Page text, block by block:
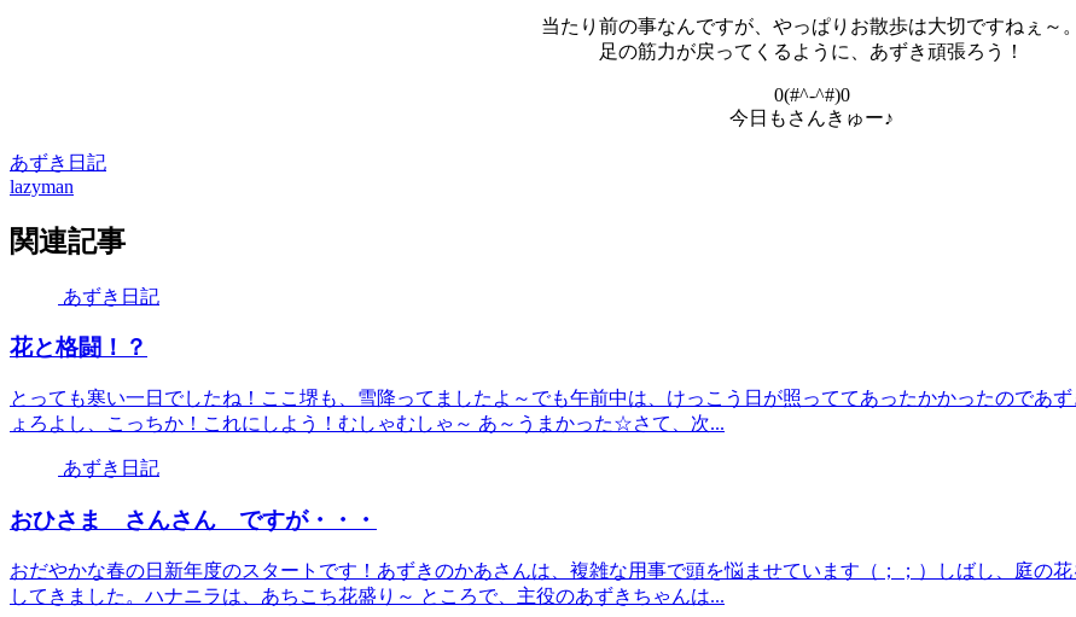
当たり前の事なんですが、やっぱりお散歩は大切ですねぇ～。
足の筋力が戻ってくるように、あずき頑張ろう！
0(#^-^#)0
今日もさんきゅー♪
あずき日記
lazyman
関連記事
あずき日記
花と格闘！？
とっても寒い一日でしたね！ここ堺も、雪降ってましたよ～でも午前中は、けっこう日が照っててあったかかったのであ
ょろよし、こっちか！これにしよう！むしゃむしゃ～ あ～うまかった☆さて、次...
あずき日記
おひさま さんさん ですが・・・
おだやかな春の日新年度のスタートです！あずきのかあさんは、複雑な用事で頭を悩ませています（；；）しばし、庭の
してきました。ハナニラは、あちこち花盛り～ ところで、主役のあずきちゃんは...